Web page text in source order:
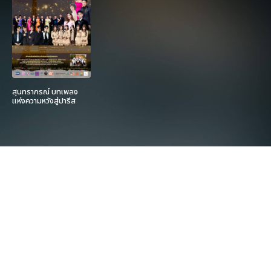
สุนทราภรณ์ บทเพลง
แห่งความหวังสู่ปารีส